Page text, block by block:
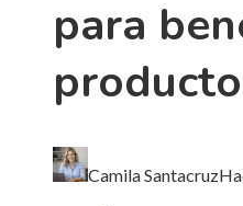
para
Camila Santacruz